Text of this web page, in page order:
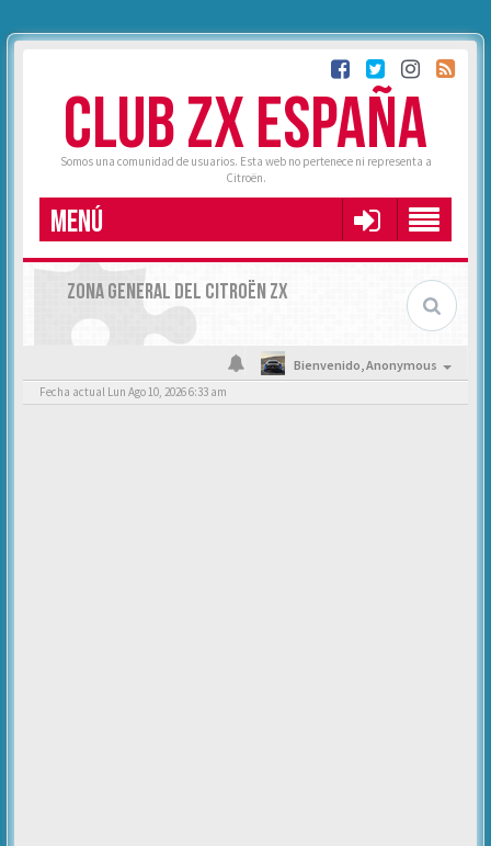
CLUB ZX ESPAÑA
Somos una comunidad de usuarios. Esta web no pertenece ni representa a
Citroën.
MENÚ
ZONA GENERAL DEL CITROËN ZX
Bienvenido,Anonymous
Fecha actual Lun Ago 10, 2026 6:33 am